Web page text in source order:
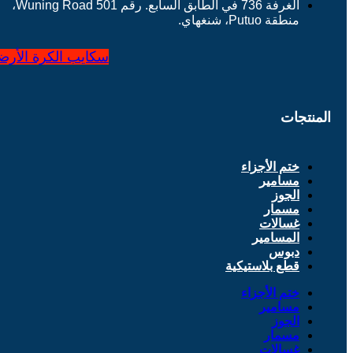
الغرفة 736 في الطابق السابع. رقم 501 Wuning Road،
منطقة Putuo، شنغهاي.
سكايب الكرة
المنتجات
ختم الأجزاء
مسامير
الجوز
مسمار
غسالات
المسامير
دبوس
قطع بلاستيكية
ختم الأجزاء
مسامير
الجوز
مسمار
غسالات